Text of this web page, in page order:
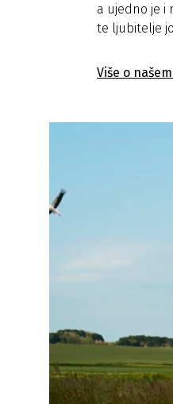
a ujedno je i
te ljubitelje
Više o